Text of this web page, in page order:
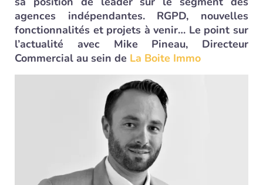
agences indépendantes. RGPD, nouvelles
fonctionnalités et projets à venir… Le point sur
l’actualité avec Mike Pineau, Directeur
Commercial au sein de La Boite Immo